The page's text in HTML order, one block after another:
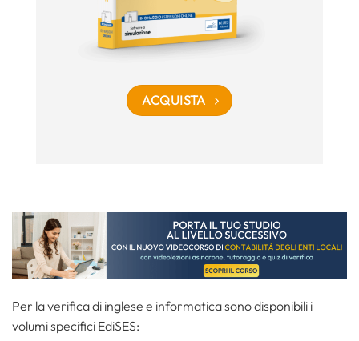
ACQUISTA
Per la verifica di inglese e informatica sono disponibili i
volumi specifici EdiSES: